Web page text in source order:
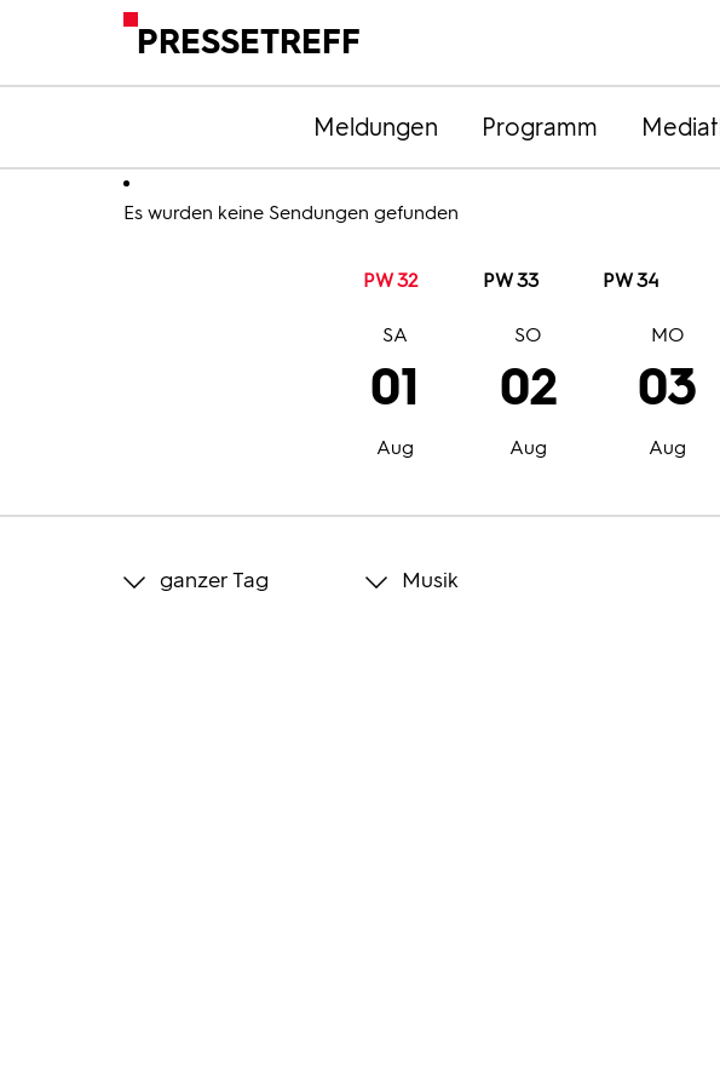
PRESSETREFF
Meldungen Programm
Es wurden keine Sendungen gefunden
PW 32 PW 33 PW 34
01
Aug
SA
02
Aug
SO
03
Aug
MO
ganzer Tag Musik